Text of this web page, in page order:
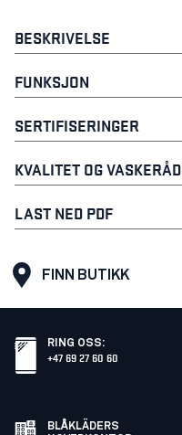
BESKRIVELSE
FUNKSJON
SERTIFISERINGER
KVALITET OG VASKERÅD
LAST NED PDF
FINN BUTIKK
RING OSS:
+47 69 27 60 60
BLÅKLÄDERS